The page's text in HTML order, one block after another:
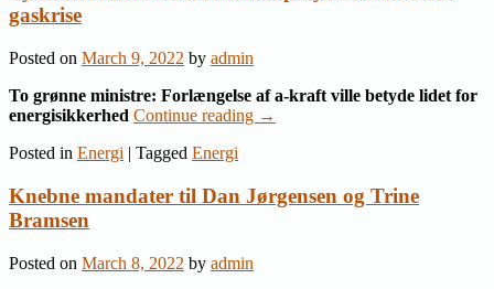
gaskrise
Posted on March 9, 2022 by admin
To grønne ministre: Forlængelse af a-kraft ville betyde lidet for
energisikkerhed Continue reading →
Posted in Energi | Tagged Energi
Knebne mandater til Dan Jørgensen og Trine
Bramsen
Posted on March 8, 2022 by admin